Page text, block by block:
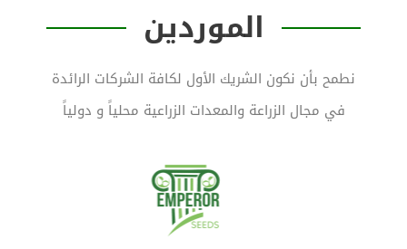
الموردين
نطمح بأن نكون الشريك الأول لكافة الشركات الرائدة
في مجال الزراعة والمعدات الزراعية محلياً و دولياً